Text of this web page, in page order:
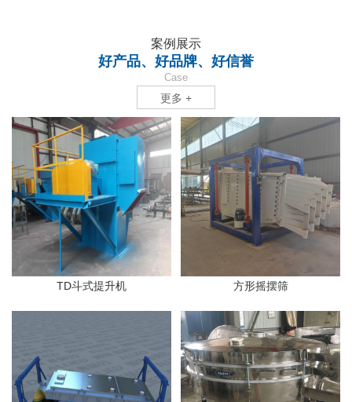
案例展示
好产品、好品牌、好信誉
Case
更多 +
TD斗式提升机 方形摇摆筛